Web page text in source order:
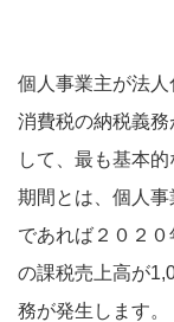
個人事業主が法人
消費税の納税義
して、最も基本
期間とは、個人
であれば２０２
の課税売上高が
務が発生します。